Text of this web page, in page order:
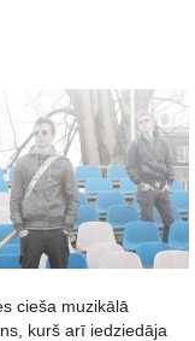
cieša muzikālā
kurš arī iedziedāja